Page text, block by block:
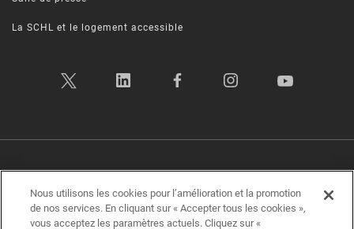
La SCHL et le logement accessible
Plan d’accessibilité | Rétroaction sur l'accessibilité
Société canadienne d'hypothèques et de logement (SCHL) ©2026
Nous utilisons les cookies pour l’amélioration et la promotion
de nos services. En cliquant sur « Accepter tous les cookies »,
vous acceptez les paramètres actuels. Cliquez sur «